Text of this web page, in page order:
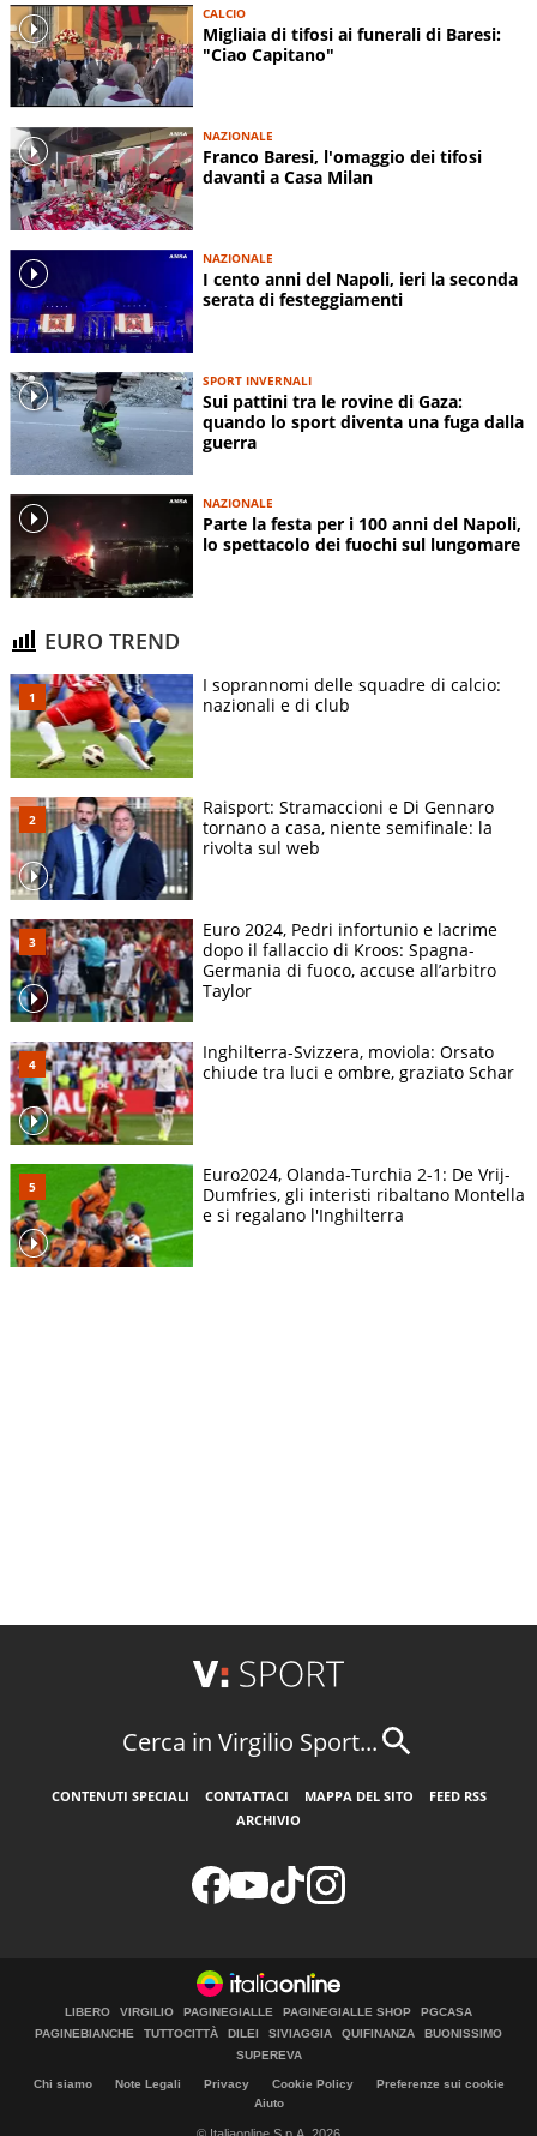
CALCIO
Migliaia di tifosi ai funerali di Baresi:
"Ciao Capitano"
NAZIONALE
Franco Baresi, l'omaggio dei tifosi
davanti a Casa Milan
NAZIONALE
I cento anni del Napoli, ieri la seconda
serata di festeggiamenti
SPORT INVERNALI
Sui pattini tra le rovine di Gaza:
quando lo sport diventa una fuga dalla
guerra
NAZIONALE
Parte la festa per i 100 anni del Napoli,
lo spettacolo dei fuochi sul lungomare
EURO TREND
I soprannomi delle squadre di calcio:
nazionali e di club
Raisport: Stramaccioni e Di Gennaro
tornano a casa, niente semifinale: la
rivolta sul web
Euro 2024, Pedri infortunio e lacrime
dopo il fallaccio di Kroos: Spagna-
Germania di fuoco, accuse all’arbitro
Taylor
Inghilterra-Svizzera, moviola: Orsato
chiude tra luci e ombre, graziato Schar
Euro2024, Olanda-Turchia 2-1: De Vrij-
Dumfries, gli interisti ribaltano Montella
e si regalano l'Inghilterra
Cerca in Virgilio Sport...
CONTENUTI SPECIALI CONTATTACI MAPPA DEL SITO
FEED RSS
ARCHIVIO
LIBERO VIRGILIO PAGINEGIALLE PAGINEGIALLE SHOP
PGCASA
PAGINEBIANCHE
TUTTOCITTÀ DILEI SIVIAGGIA QUIFINANZA
BUONISSIMO
SUPEREVA
Chi siamo Note Legali Privacy Cookie Policy
Preferenze sui cookie
Aiuto